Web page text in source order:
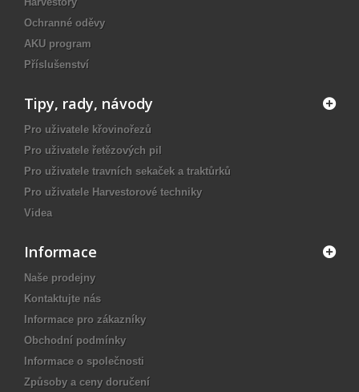
Ochranné oděvy
AKU program
Příslušenství
Tipy, rady, návody
Pro uživatele křovinořezů
Pro uživatele řetězových pil
Pro uživatele travních sekaček a traktůrků
Pro uživatele Harvestorové techniky
Videa
Informace
Naše prodejny
Kontaktujte nás
Informace pro zákazníky
Obchodní podmínky
Informace o společnosti
Způsoby a ceny doručení